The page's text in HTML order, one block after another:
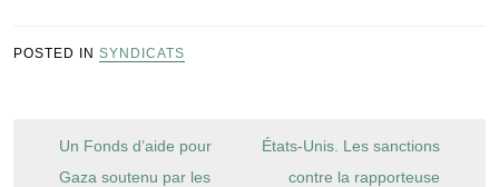
POSTED IN SYNDICATS
Navigation
Un Fonds d’aide pour
Gaza soutenu par les
États-Unis. Les sanctions
contre la rapporteuse